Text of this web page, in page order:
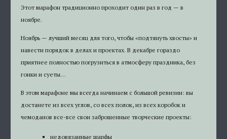
Этот марафон традиционно проходит один раз в год — в
ноябре.
Ноябрь — лучший месяц для того, чтобы «подтянуть хвосты» и
навести порядок в делах и проектах. В декабре гораздо
приятнее полностью погрузиться в атмосферу праздника, без
гонки и суеты…
В этом марафоне мы всегда начинаем с большой ревизии: вы
достанете из всех углов, со всех полок, из всех коробок и
чемоданов все-все свои заброшенные творческие проекты:
недовязанные шарфы